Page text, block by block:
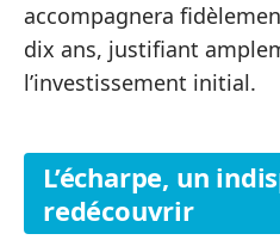
accompagnera
dix ans, justifiant
l’investissement initial.
L’écharpe, un
redécouvrir